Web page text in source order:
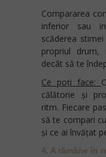
Compararea
inferior sau
scăderea
propriul
decât să te
Ce poți face:
călătorie și
ritm. Fiecare
să te compari
și ce ai învățat
4. A rămâne în